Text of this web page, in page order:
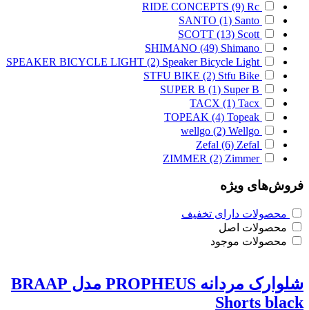
RIDE CONCEPTS (9) Rc
SANTO (1) Santo
SCOTT (13) Scott
SHIMANO (49) Shimano
SPEAKER BICYCLE LIGHT (2) Speaker Bicycle Light
STFU BIKE (2) Stfu Bike
SUPER B (1) Super B
TACX (1) Tacx
TOPEAK (4) Topeak
wellgo (2) Wellgo
Zefal (6) Zefal
ZIMMER (2) Zimmer
فروش‌های ویژه
محصولات دارای تخفیف
محصولات اصل
محصولات موجود
شلوارک مردانه PROPHEUS مدل BRAAP
Shorts black